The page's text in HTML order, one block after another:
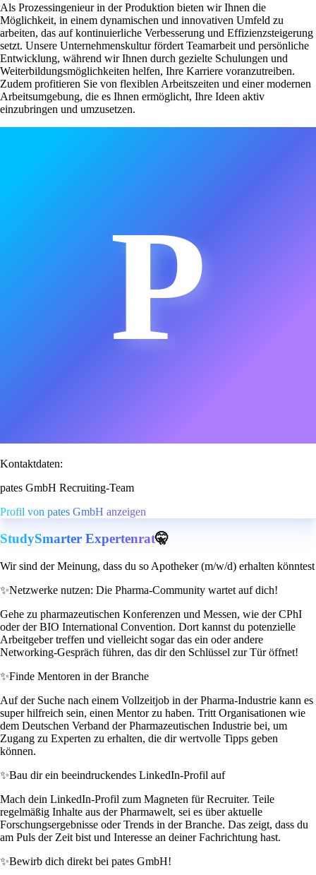
Als Prozessingenieur in der Produktion bieten wir Ihnen die
Möglichkeit, in einem dynamischen und innovativen Umfeld zu
arbeiten, das auf kontinuierliche Verbesserung und Effizienzsteigerung
setzt. Unsere Unternehmenskultur fördert Teamarbeit und persönliche
Entwicklung, während wir Ihnen durch gezielte Schulungen und
Weiterbildungsmöglichkeiten helfen, Ihre Karriere voranzutreiben.
Zudem profitieren Sie von flexiblen Arbeitszeiten und einer modernen
Arbeitsumgebung, die es Ihnen ermöglicht, Ihre Ideen aktiv
einzubringen und umzusetzen.
P
Kontaktdaten:
pates GmbH Recruiting-Team
Profil von pates GmbH anzeigen
StudySmarter Expertenrat🤫
Wir sind der Meinung, dass du so Apotheker (m/w/d) erhalten könntest
✨Netzwerke nutzen: Die Pharma-Community wartet auf dich!
Gehe zu pharmazeutischen Konferenzen und Messen, wie der CPhI
oder der BIO International Convention. Dort kannst du potenzielle
Arbeitgeber treffen und vielleicht sogar das ein oder andere
Networking-Gespräch führen, das dir den Schlüssel zur Tür öffnet!
✨Finde Mentoren in der Branche
Auf der Suche nach einem Vollzeitjob in der Pharma-Industrie kann es
super hilfreich sein, einen Mentor zu haben. Tritt Organisationen wie
dem Deutschen Verband der Pharmazeutischen Industrie bei, um
Zugang zu Experten zu erhalten, die dir wertvolle Tipps geben
können.
✨Bau dir ein beeindruckendes LinkedIn-Profil auf
Mach dein LinkedIn-Profil zum Magneten für Recruiter. Teile
regelmäßig Inhalte aus der Pharmawelt, sei es über aktuelle
Forschungsergebnisse oder Trends in der Branche. Das zeigt, dass du
am Puls der Zeit bist und Interesse an deiner Fachrichtung hast.
✨Bewirb dich direkt bei pates GmbH!